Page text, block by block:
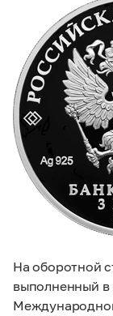
На оборотной
выполненный в